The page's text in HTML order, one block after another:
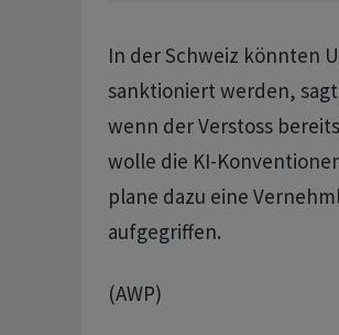
In der Schweiz könnten
sanktioniert werden,
wenn der Verstoss
wolle die KI-
plane dazu eine
aufgegriffen.
(AWP)